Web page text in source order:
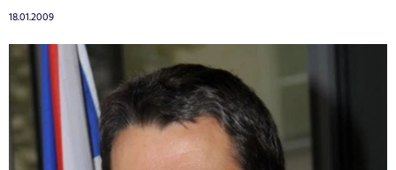
18.01.2009